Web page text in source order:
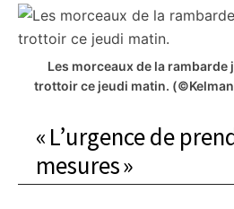
Les morceaux de la
trottoir ce jeudi matin.
« L’urgence de
mesures »